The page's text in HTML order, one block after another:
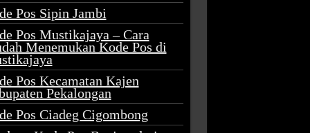
Pos Sipin Jambi
Pos Mustikajaya – Cara
Menemukan Kode Pos di
Pos Kecamatan Kajen
Pekalongan
Pos Ciadeg Cigombong